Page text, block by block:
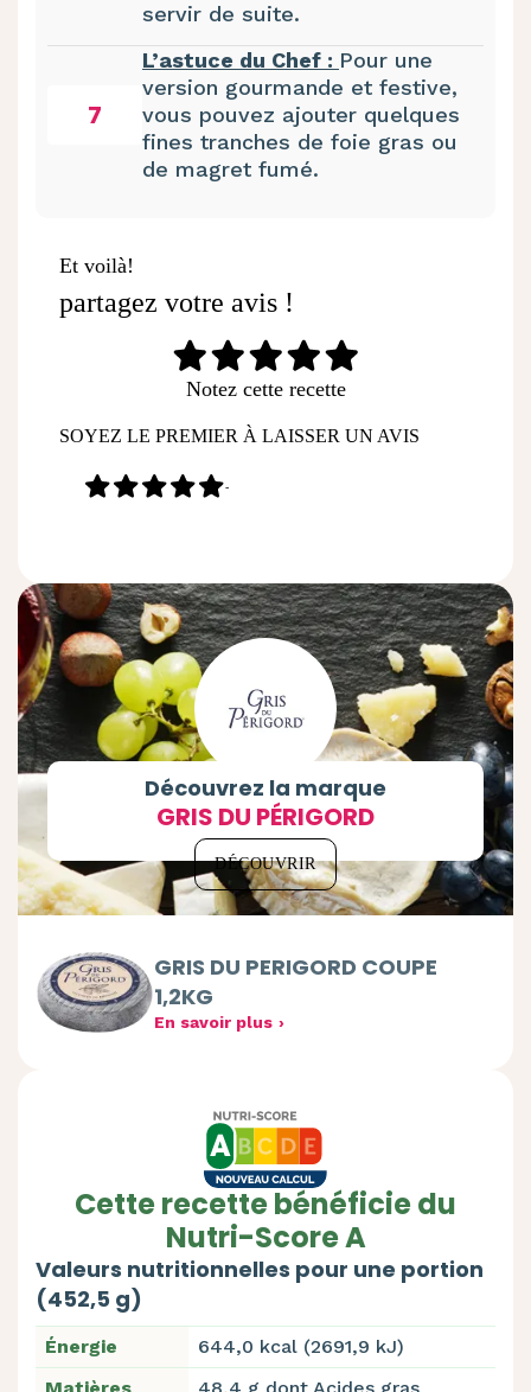
servir de suite.
7
L’astuce du Chef : Pour une
version gourmande et festive,
vous pouvez ajouter quelques
fines tranches de foie gras ou
de magret fumé.
Et voilà!
partagez votre avis !
Notez cette recette
SOYEZ LE PREMIER À LAISSER UN AVIS
-
Découvrez la marque
GRIS DU PÉRIGORD
DÉCOUVRIR
GRIS DU PERIGORD COUPE
1,2KG
En savoir plus
Cette recette bénéficie du
Nutri-Score A
Valeurs nutritionnelles pour une portion
(452,5 g)
Énergie
644,0 kcal (2691,9 kJ)